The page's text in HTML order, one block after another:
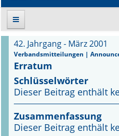
Suche
Aktuelle Ausgabe
Leitlinien
Archiv
42. Jahrgang - März 2001
Verbandsmitteilungen |
Erratum
Schlüsselwörter
Dieser Beitrag enthält
Zusammenfassung
Dieser Beitrag enthält